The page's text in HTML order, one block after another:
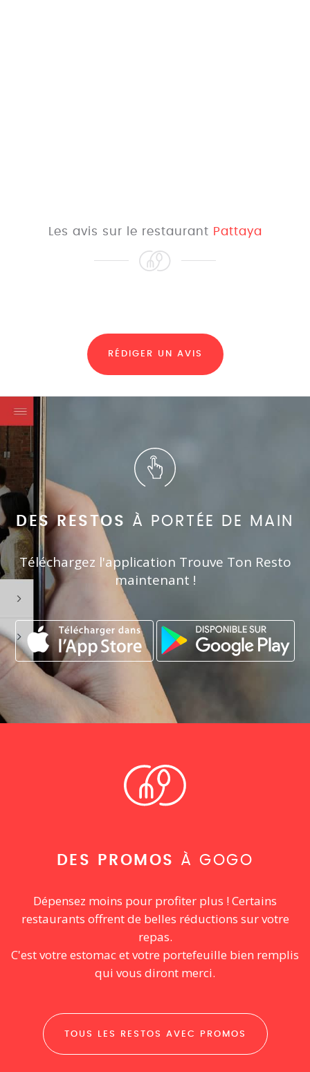
Les avis sur le restaurant Pattaya
RÉDIGER UN AVIS
DES RESTOS À PORTÉE DE MAIN
Téléchargez l'application Trouve Ton Resto
maintenant !
DES PROMOS À GOGO
Dépensez moins pour profiter plus ! Certains
restaurants offrent de belles réductions sur votre
repas.
C'est votre estomac et votre portefeuille bien remplis
qui vous diront merci.
TOUS LES RESTOS AVEC PROMOS